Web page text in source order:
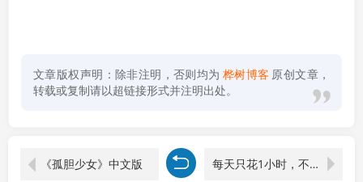
文章版权声明：除非注明，否则均为 桦树博客 原创文章，
转载或复制请以超链接形式并注明出处。
《孤胆少女》中文版 每天只花1小时，不用囤货不用打包，希音全托管无货源保姆教程，小白也能轻松赚第一桶金